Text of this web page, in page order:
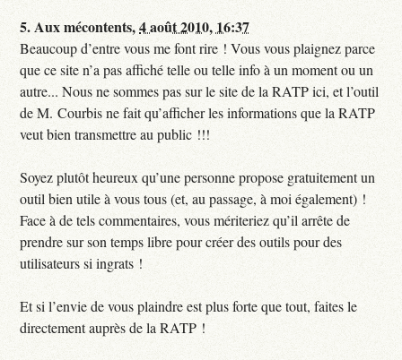
5.Aux mécontents,4 août 2010, 16:37
Beaucoup d’entre vous me font rire ! Vous vous plaignez parce
que ce site n’a pas affiché telle ou telle info à un moment ou un
autre... Nous ne sommes pas sur le site de la RATP ici, et l’outil
de M. Courbis ne fait qu’afficher les informations que la RATP
veut bien transmettre au public !!!
Soyez plutôt heureux qu’une personne propose gratuitement un
outil bien utile à vous tous (et, au passage, à moi également) !
Face à de tels commentaires, vous mériteriez qu’il arrête de
prendre sur son temps libre pour créer des outils pour des
utilisateurs si ingrats !
Et si l’envie de vous plaindre est plus forte que tout, faites le
directement auprès de la RATP !